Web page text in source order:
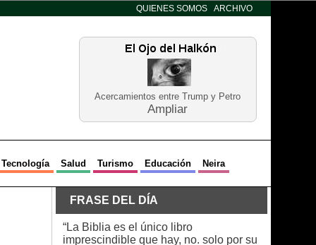
QUIENES SOMOS ARCHIVO
Acercamientos entre Trump y Petro
Ampliar
Tecnología Salud Turismo Educación Neira
FRASE DEL DÍA
“La Biblia es el único libro
imprescindible que hay, no. solo por su